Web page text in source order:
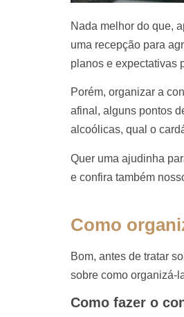
Nada melhor do que,
uma recepção para
planos e expectativas
Porém, organizar a
afinal, alguns pontos
alcoólicas, qual o
Quer uma ajudinha
e confira também
Como
Bom, antes de tratar
sobre como organizá-
Como fazer o